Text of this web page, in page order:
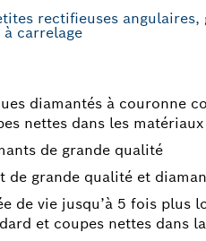
rectifieuses
à carrelage
diamantés à couronne
nettes dans les
de grande qualité
de grande qualité et
de vie jusqu’à 5 fois plus
et coupes nettes dans